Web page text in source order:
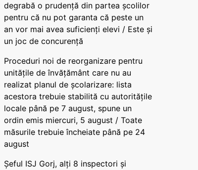
degrabă o prudență din partea școlilor
pentru că nu pot garanta că peste un
an vor mai avea suficienți elevi / Este și
un joc de concurență
Proceduri noi de reorganizare pentru
unitățile de învățământ care nu au
realizat planul de școlarizare: lista
acestora trebuie stabilită cu autoritățile
locale până pe 7 august, spune un
ordin emis miercuri, 5 august / Toate
măsurile trebuie încheiate până pe 24
august
Șeful ISJ Gorj, alți 8 inspectori și